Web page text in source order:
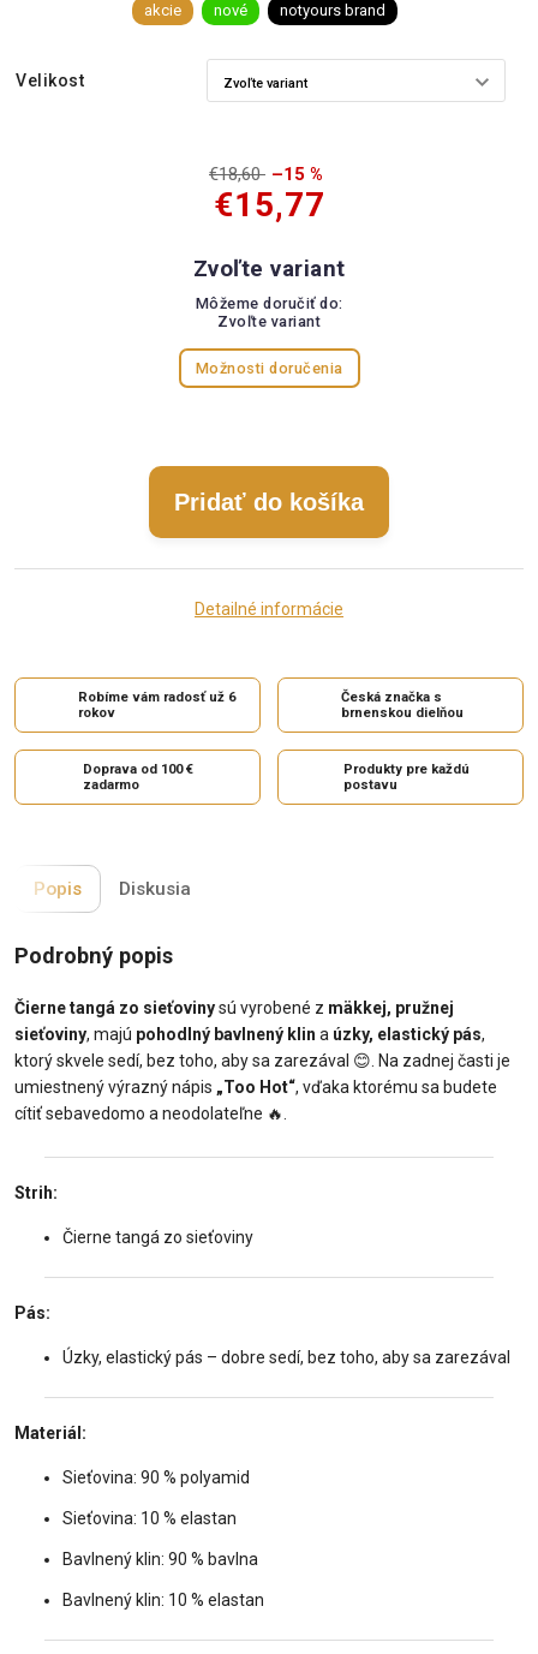
akcie nové notyours brand
Velikost
€18,60 –15 %
€15,77
Zvoľte variant
Môžeme doručiť do:
Zvoľte variant
Možnosti doručenia
Pridať do košíka
Detailné informácie
Robíme vám radosť už 6
rokov
Česká značka s
brnenskou dielňou
Doprava od 100 €
zadarmo
Produkty pre každú
postavu
Popis Diskusia
Podrobný popis
Čierne tangá zo sieťovinysú vyrobené z mäkkej, pružnej
sieťoviny, majú pohodlný bavlnený klin a úzky, elastický pás,
ktorý skvele sedí, bez toho, aby sa zarezával 😊 . Na zadnej časti je
umiestnený výrazný nápis „Too Hot“, vďaka ktorému sa budete
cítiť sebavedomo a neodolateľne 🔥
Strih:
Čierne tangá zo sieťoviny
Pás:
Úzky, elastický pás – dobre sedí, bez toho, aby sa zarezával
Materiál:
Sieťovina: 90 % polyamid
Sieťovina: 10 % elastan
Bavlnený klin: 90 % bavlna
Bavlnený klin: 10 % elastan